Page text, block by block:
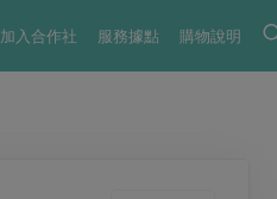
加入合作社 服務據點 購物說明